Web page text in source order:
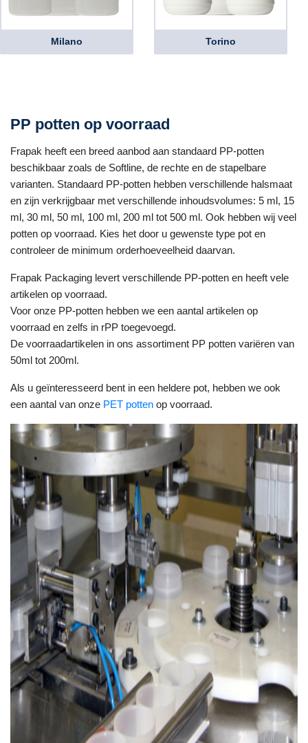
Milano Torino
PP potten op voorraad
Frapak heeft een breed aanbod aan standaard PP-potten
beschikbaar zoals de Softline, de rechte en de stapelbare
varianten. Standaard PP-potten hebben verschillende halsmaat
en zijn verkrijgbaar met verschillende inhoudsvolumes: 5 ml, 15
ml, 30 ml, 50 ml, 100 ml, 200 ml tot 500 ml. Ook hebben wij veel
potten op voorraad. Kies het door u gewenste type pot en
controleer de minimum orderhoeveelheid daarvan.
Frapak Packaging levert verschillende PP-potten en heeft vele
artikelen op voorraad.
Voor onze PP-potten hebben we een aantal artikelen op
voorraad en zelfs in rPP toegevoegd.
De voorraadartikelen in ons assortiment PP potten variëren van
50ml tot 200ml.
Als u geïnteresseerd bent in een heldere pot, hebben we ook
een aantal van onze PET potten op voorraad.